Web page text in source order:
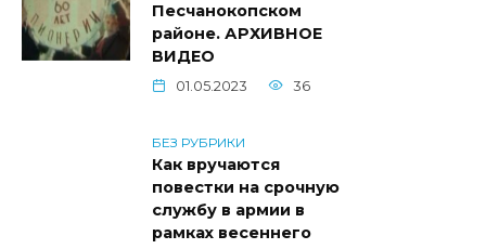
Песчанокопском
районе. АРХИВНОЕ
ВИДЕО
01.05.2023 36
БЕЗ РУБРИКИ
Как вручаются
повестки на срочную
службу в армии в
рамках весеннего